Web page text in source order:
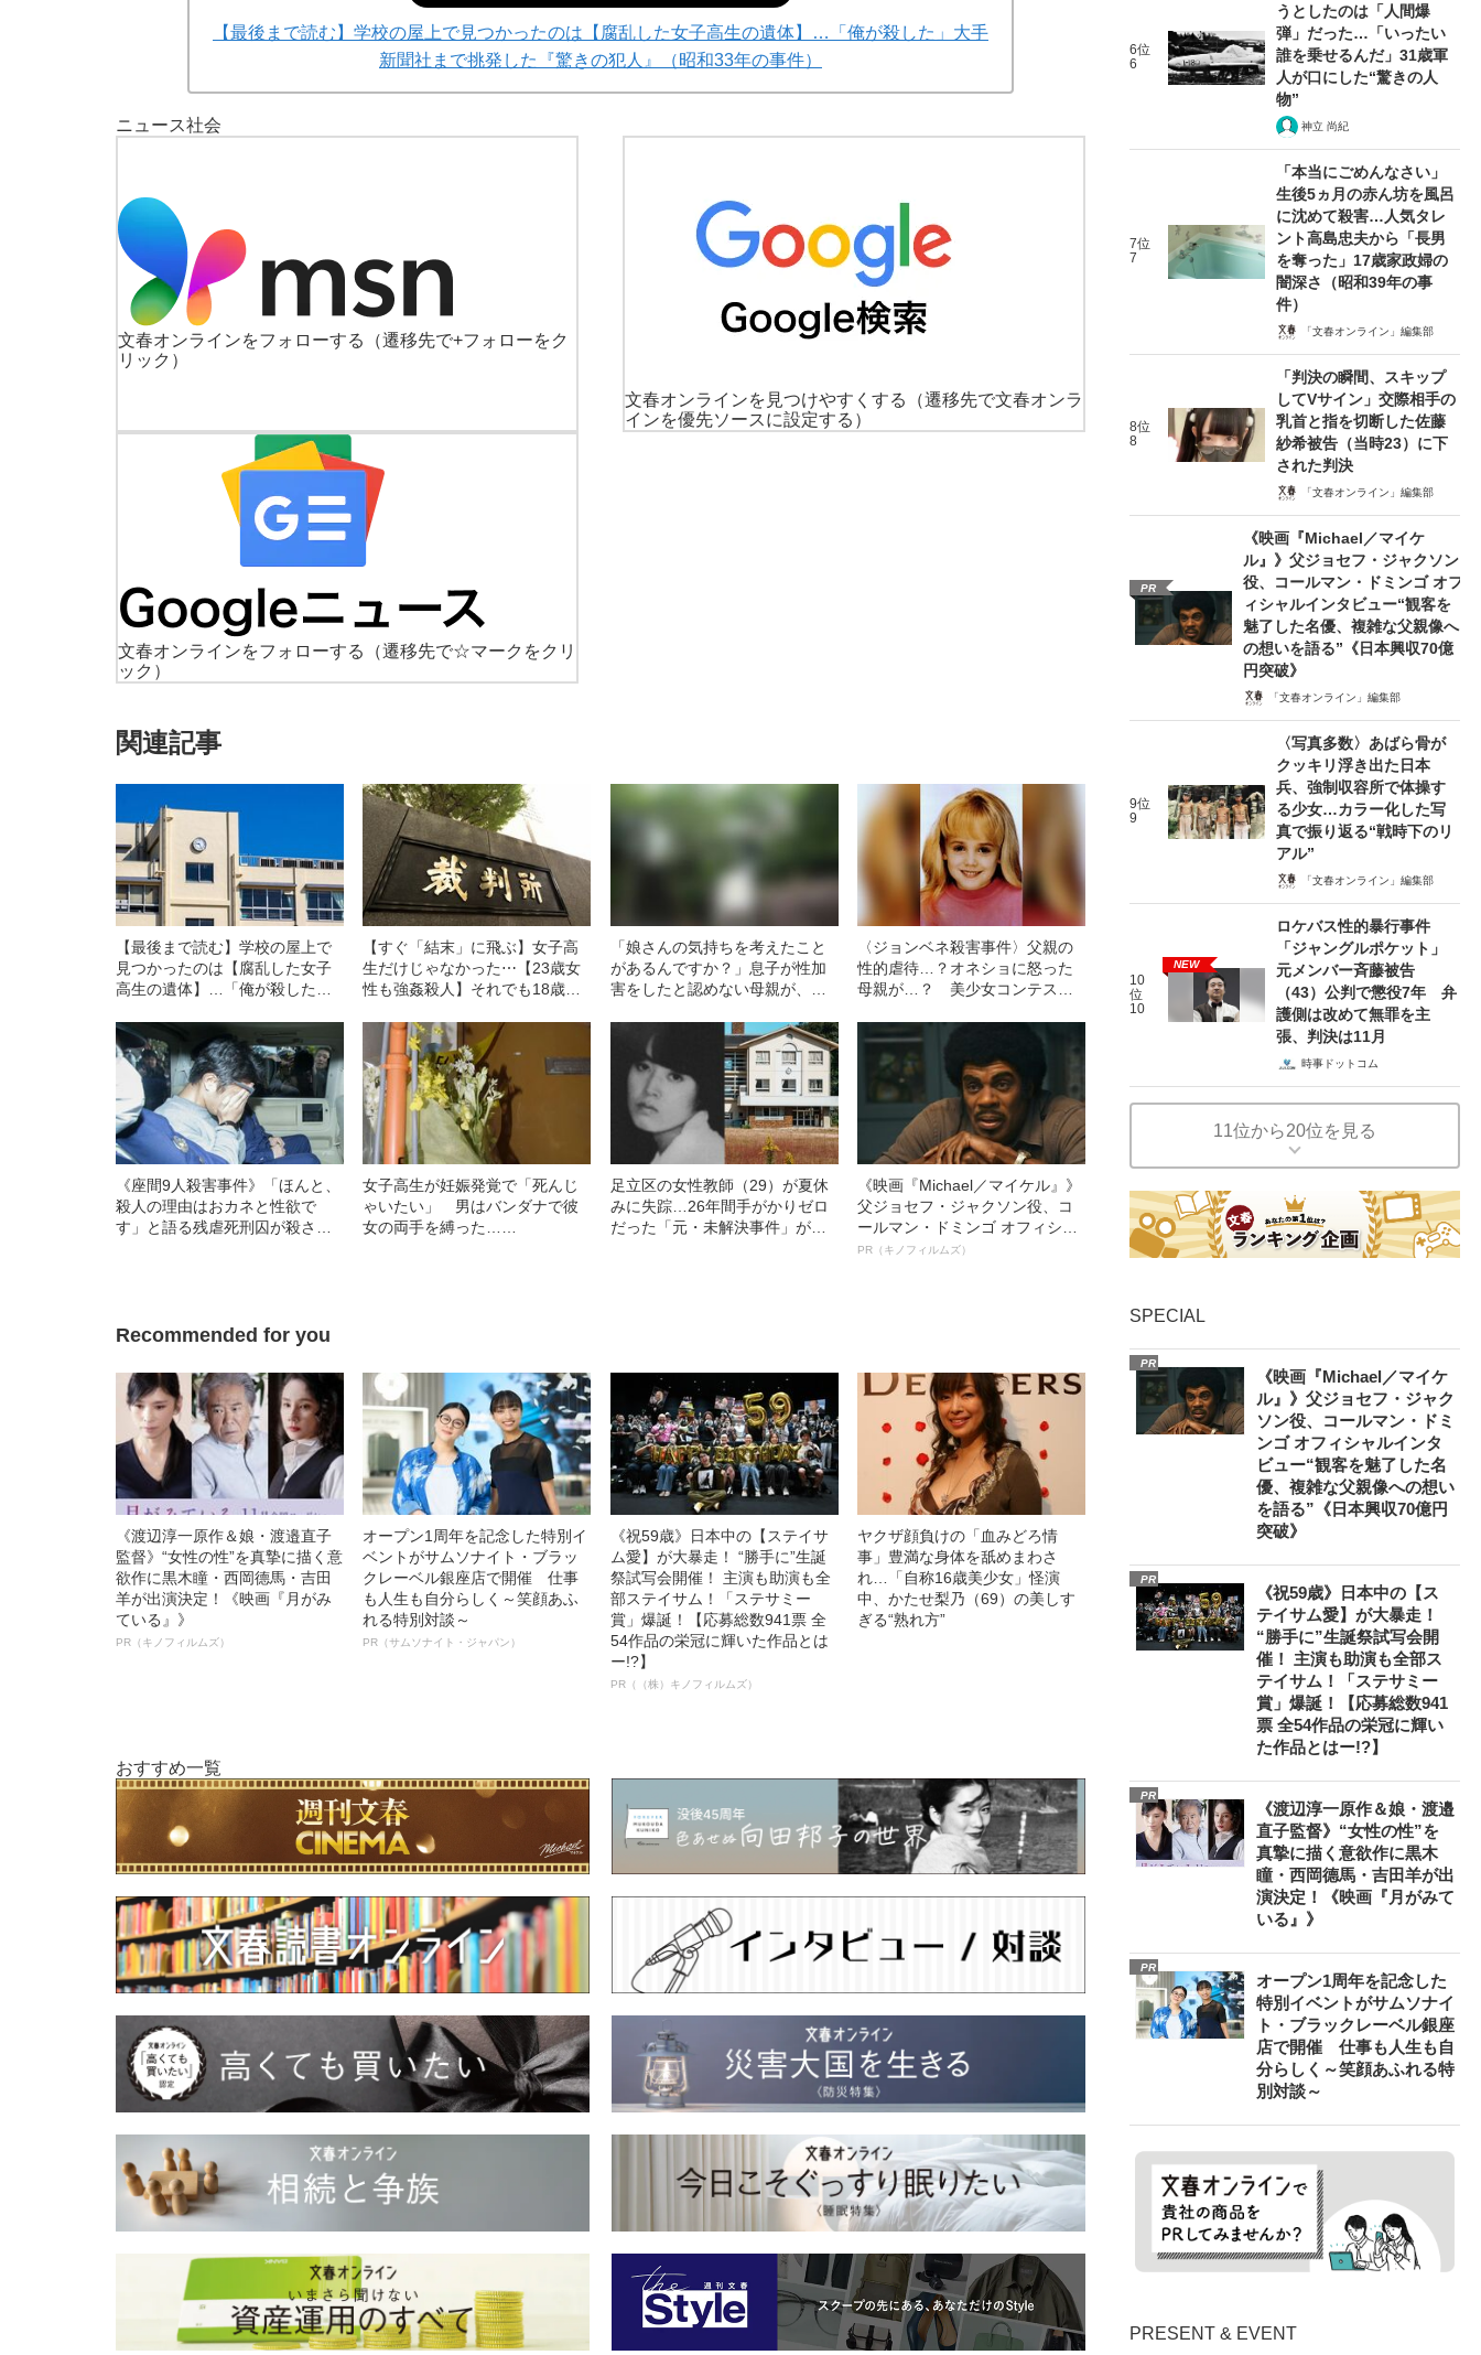
【最後まで読む】学校の屋上で見つかったのは【腐乱した女子高生の遺体】…「俺が殺した」大手
新聞社まで挑発した『驚きの犯人』（昭和33年の事件）
ニュース社会
文春オンラインをフォローする
（遷移先で+フォローをク
リック）
文春オンラインを見つけやすくする
（遷移先で文春オンラ
インを優先ソースに設定する）
文春オンラインをフォローする
（遷移先で☆マークをクリ
ック）
関連記事
【最後まで読む】学校の屋上で
見つかったのは【腐乱した女子
高生の遺体】…「俺が殺した」
の犯人』（昭和33年の事件）
【すぐ「結末」に飛ぶ】女子高
生だけじゃなかった⋯【23歳女
性も強姦殺人】それでも18歳少
さかの理由”（昭和33年の事件）
「娘さんの気持ちを考えたこと
があるんですか？」息子が性加
害をしたと認めない母親が、逆
手すぎる一言”とは
〈ジョンベネ殺害事件〉父親の
性的虐待…？オネショに怒った
母親が…？ 美少女コンテスト
疑われたワケ
《座間9人殺害事件》「ほんと、
殺人の理由はおカネと性欲で
す」と語る残虐死刑囚が殺さな
女子高生が妊娠発覚で「死んじ
ゃいたい」 男はバンダナで彼
女の両手を縛った……
足立区の女性教師（29）が夏休
みに失踪…26年間手がかりゼロ
だった「元・未解決事件」が動
《映画『Michael／マイケル』》
父ジョセフ・ジャクソン役、コ
ールマン・ドミンゴ オフィシャ
ルインタビュー“観客を魅了した
PR（キノフィルムズ）
Recommended for you
《渡辺淳一原作＆娘・渡邉直子
監督》“女性の性”を真摯に描く意
欲作に黒木瞳・西岡德馬・吉田
羊が出演決定！《映画『月がみ
ている』》
PR（キノフィルムズ）
オープン1周年を記念した特別イ
ベントがサムソナイト・ブラッ
クレーベル銀座店で開催 仕事
も人生も自分らしく～笑顔あふ
れる特別対談～
PR（サムソナイト・ジャパン）
《祝59歳》日本中の【ステイサ
ム愛】が大暴走！ “勝手に”生誕
祭試写会開催！ 主演も助演も全
部ステイサム！「ステサミー
賞」爆誕！【応募総数941票 全
54作品の栄冠に輝いた作品とは
ー!?】
PR（（株）キノフィルムズ）
ヤクザ顔負けの「血みどろ情
事」豊満な身体を舐めまわさ
れ…「自称16歳美少女」怪演
中、かたせ梨乃（69）の美しす
ぎる“熟れ方”
おすすめ一覧
6位
6
うとしたのは「人間爆
弾」だった…「いったい
誰を乗せるんだ」31歳軍
人が口にした“驚きの人
物”
神立 尚紀
7位
7
「本当にごめんなさい」
生後5ヵ月の赤ん坊を風呂
に沈めて殺害…人気タレ
ント高島忠夫から「長男
を奪った」17歳家政婦の
闇深さ（昭和39年の事
件）
「文春オンライン」編集部
8位
8
「判決の瞬間、スキップ
してVサイン」交際相手の
乳首と指を切断した佐藤
紗希被告（当時23）に下
された判決
「文春オンライン」編集部
PR
《映画『Michael／マイケ
ル』》父ジョセフ・ジャクソン
役、コールマン・ドミンゴ オフ
ィシャルインタビュー“観客を
魅了した名優、複雑な父親像へ
の想いを語る”《日本興収70億
円突破》
「文春オンライン」編集部
9位
9
〈写真多数〉あばら骨が
クッキリ浮き出た日本
兵、強制収容所で体操す
る少女…カラー化した写
真で振り返る“戦時下のリ
アル”
「文春オンライン」編集部
10
位
10
NEW
ロケバス性的暴行事件
「ジャングルポケット」
元メンバー斉藤被告
（43）公判で懲役7年 弁
護側は改めて無罪を主
張、判決は11月
時事ドットコム
11位から20位を見る
SPECIAL
PR
《映画『Michael／マイケ
ル』》父ジョセフ・ジャク
ソン役、コールマン・ドミ
ンゴ オフィシャルインタ
ビュー“観客を魅了した名
優、複雑な父親像への想い
を語る”《日本興収70億円
突破》
PR
《祝59歳》日本中の【ス
テイサム愛】が大暴走！
“勝手に”生誕祭試写会開
催！ 主演も助演も全部ス
テイサム！「ステサミー
賞」爆誕！【応募総数941
票 全54作品の栄冠に輝い
た作品とはー!?】
PR
《渡辺淳一原作＆娘・渡邉
直子監督》“女性の性”を
真摯に描く意欲作に黒木
瞳・西岡德馬・吉田羊が出
演決定！《映画『月がみて
いる』》
PR
オープン1周年を記念した
特別イベントがサムソナイ
ト・ブラックレーベル銀座
店で開催 仕事も人生も自
分らしく～笑顔あふれる特
別対談～
PRESENT & EVENT